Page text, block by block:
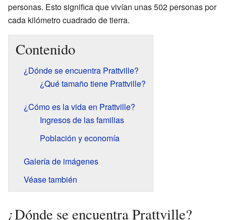
personas. Esto significa que vivían unas 502 personas por
cada kilómetro cuadrado de tierra.
Contenido
¿Dónde se encuentra Prattville?
¿Qué tamaño tiene Prattville?
¿Cómo es la vida en Prattville?
Ingresos de las familias
Población y economía
Galería de imágenes
Véase también
¿Dónde se encuentra Prattville?